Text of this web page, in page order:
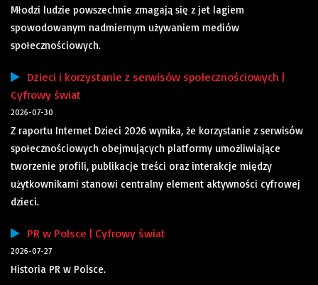
Młodzi ludzie powszechnie zmagają się z jet lagiem
spowodowanym nadmiernym używaniem mediów
społecznościowych.
Dzieci i korzystanie z serwisów społecznościowych |
Cyfrowy świat
2026-07-30
Z raportu Internet Dzieci 2026 wynika, że korzystanie z serwisów
społecznościowych obejmujących platformy umożliwiające
tworzenie profili, publikacje treści oraz interakcje między
użytkownikami stanowi centralny element aktywności cyfrowej
dzieci.
PR w Polsce | Cyfrowy świat
2026-07-27
Historia PR w Polsce.